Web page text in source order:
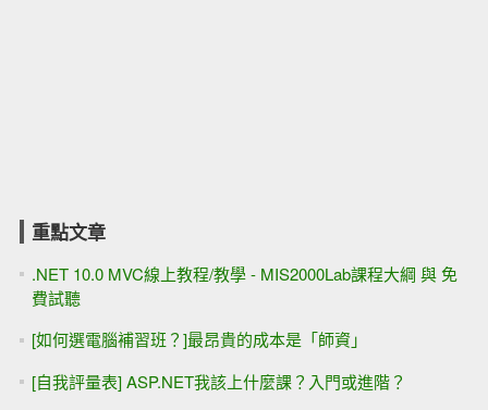
重點文章
.NET 10.0 MVC線上教程/教學 - MIS2000Lab課程大綱 與 免
費試聽
[如何選電腦補習班？]最昂貴的成本是「師資」
[自我評量表] ASP.NET我該上什麼課？入門或進階？